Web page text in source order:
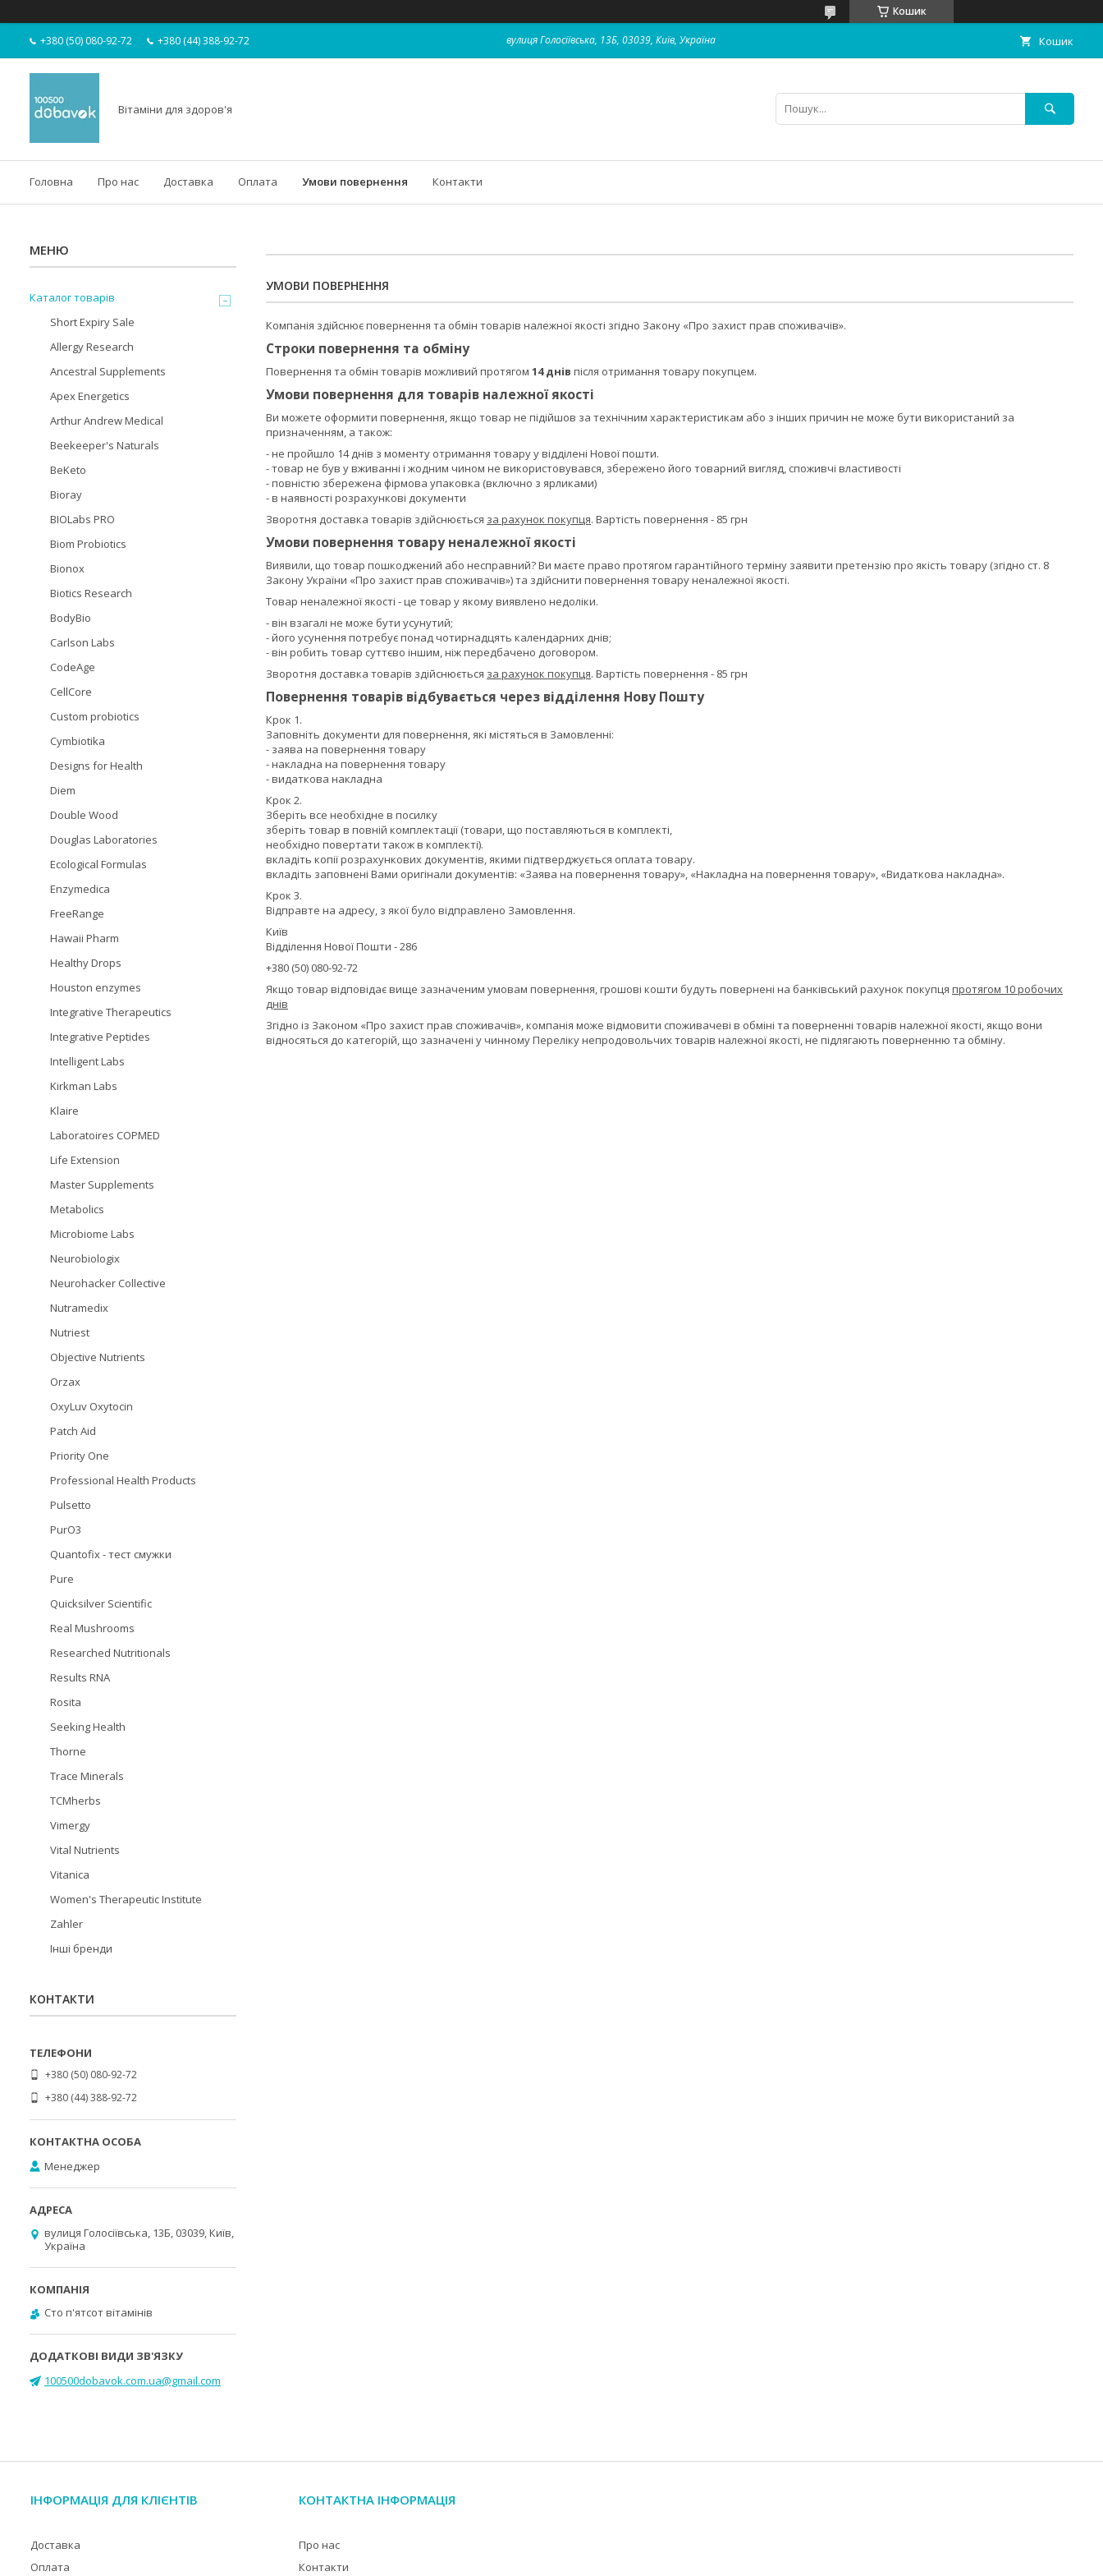
Кошик
+380 (50) 080-92-72 +380 (44) 388-92-72 вулиця Голосіївська, 13Б, 03039, Київ, Україна Кошик
Вітаміни для здоров'я
Головна Про нас Доставка Оплата Умови повернення Контакти
УМОВИ ПОВЕРНЕННЯ
Компанія здійснює повернення та обмін товарів належної якості згідно Закону «Про захист прав споживачів».
Строки повернення та обміну
Повернення та обмін товарів можливий протягом 14 днів після отримання товару покупцем.
Умови повернення для товарів належної якості
Ви можете оформити повернення, якщо товар не підійшов за технічним характеристикам або з інших причин не може бути використаний за
призначенням, а також:
- не пройшло 14 днів з моменту отримання товару у відділені Нової пошти.
- товар не був у вживанні і жодним чином не використовувався, збережено його товарний вигляд, споживчі властивості
- повністю збережена фірмова упаковка (включно з ярликами)
- в наявності розрахункові документи
Зворотня доставка товарів здійснюється за рахунок покупця. Вартість повернення - 85 грн
Умови повернення товару неналежної якості
Виявили, що товар пошкоджений або несправний? Ви маєте право протягом гарантійного терміну заявити претензію про якість товару (згідно ст. 8
Закону України «Про захист прав споживачів») та здійснити повернення товару неналежної якості.
Товар неналежної якості - це товар у якому виявлено недоліки.
- він взагалі не може бути усунутий;
- його усунення потребує понад чотирнадцять календарних днів;
- він робить товар суттєво іншим, ніж передбачено договором.
Зворотня доставка товарів здійснюється за рахунок покупця. Вартість повернення - 85 грн
Повернення товарів відбувається через відділення Нову Пошту
Крок 1.
Заповніть документи для повернення, які містяться в Замовленні:
- заява на повернення товару
- накладна на повернення товару
- видаткова накладна
Крок 2.
Зберіть все необхідне в посилку
зберіть товар в повній комплектації (товари, що поставляються в комплекті,
необхідно повертати також в комплекті).
вкладіть копії розрахункових документів, якими підтверджується оплата товару.
вкладіть заповнені Вами оригінали документів: «Заява на повернення товару», «Накладна на повернення товару», «Видаткова накладна».
Крок 3.
Відправте на адресу, з якої було відправлено Замовлення.
Київ
Відділення Нової Пошти - 286
+380 (50) 080-92-72
Якщо товар відповідає вище зазначеним умовам повернення, грошові кошти будуть повернені на банківський рахунок покупця протягом 10 робочих
днів
Згідно із Законом «Про захист прав споживачів», компанія може відмовити споживачеві в обміні та поверненні товарів належної якості, якщо вони
відносяться до категорій, що зазначені у чинному Переліку непродовольчих товарів належної якості, не підлягають поверненню та обміну.
Каталог товарів
Short Expiry Sale
Allergy Research
Ancestral Supplements
Apex Energetics
Arthur Andrew Medical
Beekeeper's Naturals
BeKeto
Bioray
BIOLabs PRO
Biom Probiotics
Bionox
Biotics Research
BodyBio
Carlson Labs
CodeAge
CellCore
Custom probiotics
Cymbiotika
Designs for Health
Diem
Double Wood
Douglas Laboratories
Ecological Formulas
Enzymedica
FreeRange
Hawaii Pharm
Healthy Drops
Houston enzymes
Integrative Therapeutics
Integrative Peptides
Intelligent Labs
Kirkman Labs
Klaire
Laboratoires COPMED
Life Extension
Master Supplements
Metabolics
Microbiome Labs
Neurobiologix
Neurohacker Collective
Nutramedix
Nutriest
Objective Nutrients
Orzax
OxyLuv Oxytocin
Patch Aid
Priority One
Professional Health Products
Pulsetto
PurO3
Quantofix - тест смужки
Pure
Quicksilver Scientific
Real Mushrooms
Researched Nutritionals
Results RNA
Rosita
Seeking Health
Thorne
Trace Minerals
TCMherbs
Vimergy
Vital Nutrients
Vitanica
Women's Therapeutic Institute
Zahler
Інші бренди
КОНТАКТИ
+380 (50) 080-92-72
+380 (44) 388-92-72
Менеджер
вулиця Голосіївська, 13Б, 03039, Київ,
Україна
Cто п'ятсот вітамінів
100500dobavok.com.ua@gmail.com
ІНФОРМАЦІЯ ДЛЯ КЛІЄНТІВ
Доставка
Оплата
КОНТАКТНА ІНФОРМАЦІЯ
Про нас
Контакти